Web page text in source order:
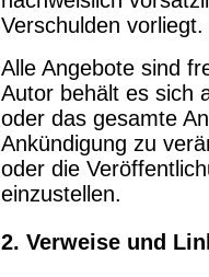
Verschulden vorliegt.
Alle Angebote sind
Autor behält es sich
oder das gesamte
Ankündigung zu
oder die
einzustellen.
2. Verweise und